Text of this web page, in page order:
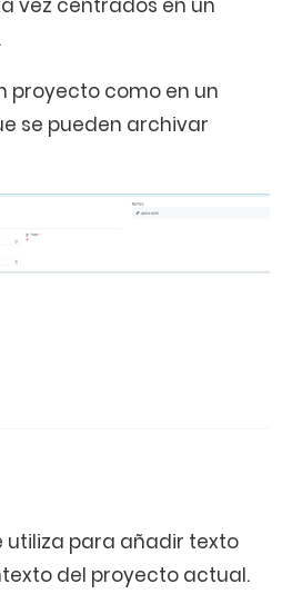
vez centrados en un
proyecto como en un
se pueden archivar
utiliza para añadir texto
del proyecto actual.